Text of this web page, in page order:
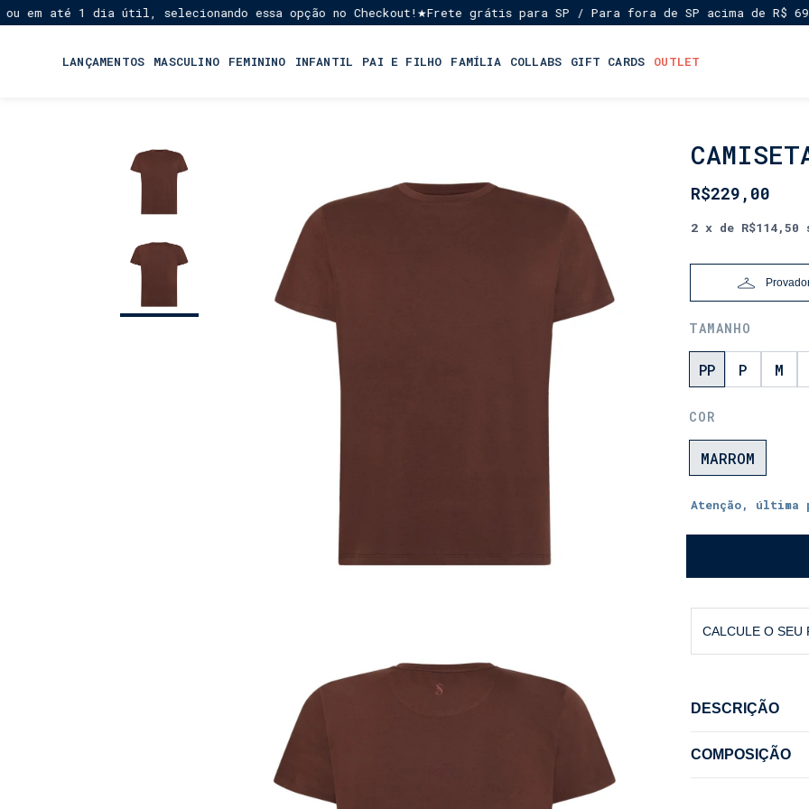
até 1 dia útil, selecionando essa opção no Checkout!★Frete grátis para SP / Para fora de SP acima de R$ 699,00
LANÇAMENTOS MASCULINO FEMININO INFANTIL PAI E FILHO FAMÍLIA COLLABS GIFT CARDS OUTLET
INÍCIO
•
LANÇAMENTOS
•
DOS
R$229,00
2 x de R$114,50
TAMANHO
PP P M
COR
MARROM
Atenção, última
CALCULE O SEU
DESCRIÇÃO
A Essência
COMPOSIÇÃO